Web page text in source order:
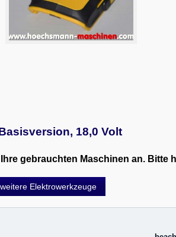
18,0 Volt
gebrauchten Maschinen an. Bitte
weitere Elektrowerkzeuge